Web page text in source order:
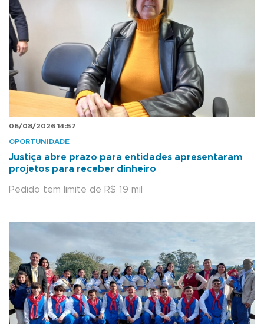
06/08/2026 14:57
OPORTUNIDADE
Justiça abre prazo para entidades apresentaram
projetos para receber dinheiro
Pedido tem limite de R$ 19 mil